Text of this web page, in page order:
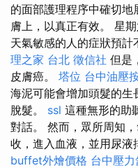
的面部護理程序中確切
膚上，以真正有效。 星
天氣敏感的人的症狀預計
理之家 台北 徵信社 但是
皮膚癌。 塔位 台中油壓
海泥可能會增加頭髮的生
脫髮。 ssl 這種無形的助
對話。 然而，眾所周知
收，進入血液，並用尿液
buffet外燴價格 台中壓